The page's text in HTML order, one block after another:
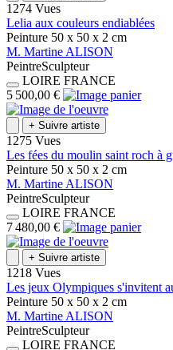
1274 Vues
Lelia aux couleurs endiablées
Peinture 50 x 50 x 2 cm
M. Martine ALISON
PeintreSculpteur
LOIRE FRANCE
5 500,00 €
+ Suivre artiste
1275 Vues
Les fées du moulin saint roch à
Peinture 50 x 50 x 2 cm
M. Martine ALISON
PeintreSculpteur
LOIRE FRANCE
7 480,00 €
+ Suivre artiste
1218 Vues
Les jeux Olympiques s'invitent
Peinture 50 x 50 x 2 cm
M. Martine ALISON
PeintreSculpteur
LOIRE FRANCE